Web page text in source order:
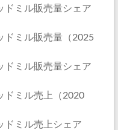
ドミル販売量シェア
ドミル販売量（2025
ドミル販売量シェア
ドミル売上（2020
ドミル売上シェア